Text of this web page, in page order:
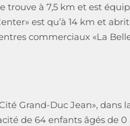
trouve à 7,5 km et est
est qu’à 14 km et
commerciaux «La
Grand-Duc Jean», dans
de 64 enfants âgés de 0